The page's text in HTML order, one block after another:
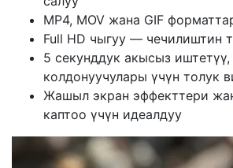
MP4, MOV жана GIF
Full HD чыгуу — чечилиштин
5 секунддук акысыз иштетүү,
колдонуучулары үчүн толук
Жашыл экран эффекттери
каптоо үчүн идеалдуу